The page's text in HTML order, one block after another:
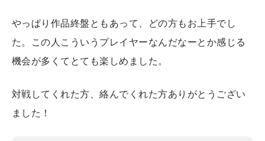
やっぱり作品終盤ともあって、どの方もお上手でし
た。この人こういうプレイヤーなんだなーとか感じる
機会が多くてとても楽しめました。
対戦してくれた方、絡んでくれた方ありがとうござい
ました！